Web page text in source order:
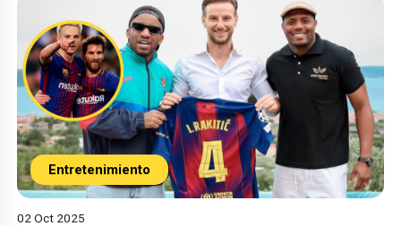
Entretenimiento
02 Oct 2025